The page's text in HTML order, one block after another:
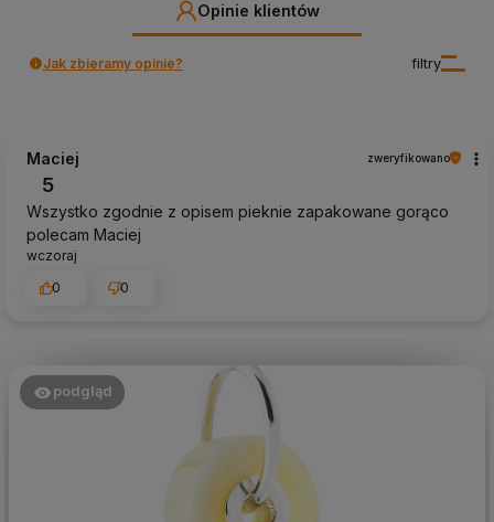
Opinie klientów
filtry
Jak zbieramy opinie?
Maciej zweryfikowano
5
Wszystko zgodnie z opisem pieknie zapakowane gorąco
polecam Maciej
wczoraj
0
0
podgląd